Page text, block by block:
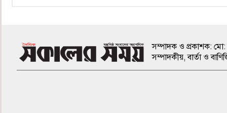
সম্পাদক ও প্রকাশক: মো:
সম্পাদকীয়, বার্তা ও